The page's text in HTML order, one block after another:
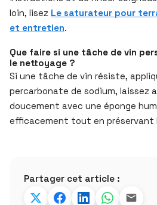
loin, lisez Le saturateur pour
et entretien.
Que faire si une tâche de vin
le nettoyage ?
Si une tâche de vin résiste,
percarbonate de sodium, laissez
doucement avec une éponge
efficacement tout en préservant
Partager cet article :